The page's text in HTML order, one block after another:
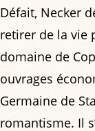
Défait, Necker
retirer de la vie
domaine de
ouvrages
Germaine de
romantisme. Il